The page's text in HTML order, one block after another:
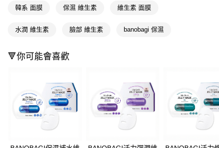
悠遊付
Google Pay
相關說明
１．簡單：不需註冊會員、不需綁卡、不需儲值。
２．便利：只要手機號碼，簡訊認證，即可結帳。
３．安心：先確認商品／服務後，再付款。
運送方式
全家取貨付款
每筆NT$65，滿NT$390(含以上)免運費
韓系 面膜 保濕 維生素 維生素 面膜
水潤 維生素 臉部 維生素 banobagi 保濕
🔻你可能會喜歡